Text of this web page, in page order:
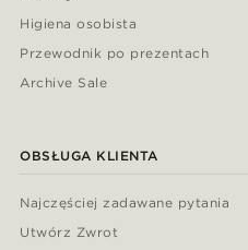
Higiena osobista
Przewodnik po prezentach
Archive Sale
OBSŁUGA KLIENTA
Najczęściej zadawane pytania
Utwórz Zwrot